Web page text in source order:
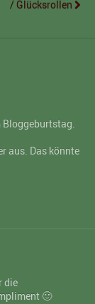
/ Glücksrollen
aus. Das könnte
die
🙂